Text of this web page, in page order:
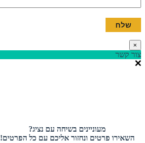
×
צור קשר
מעוניינים בשיחה עם נציג?
השאירו פרטים ונחזור אליכם עם כל הפרטים!